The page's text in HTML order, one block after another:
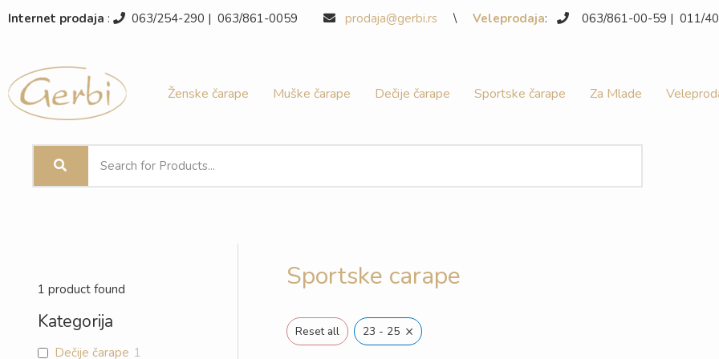
Pređi
Internet prodaja : 063/254-290 | 063/861-0059 prodaja@gerbi.rs \ Veleprodaja: 063/861-00-59 | 011/
Ženske čarape Muške čarape Dečije čarape Sportske čarape Za Mlade
1 product found
Kategorija
Dečije čarape 1
Sportske carape
Reset all 23 - 25 ×